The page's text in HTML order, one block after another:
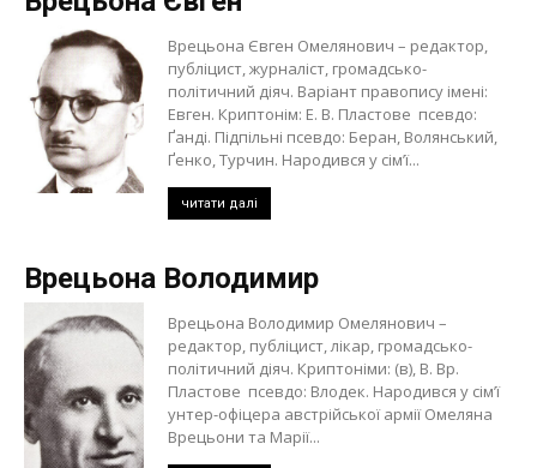
Врецьона Євген Омелянович – редактор,
публіцист, журналіст, громадсько-
політичний діяч. Варіант правопису імені:
Евген. Криптонім: Е. В. Пластове псевдо:
Ґанді. Підпільні псевдо: Беран, Волянський,
Ґенко, Турчин. Народився у сім’ї...
читати далі
Врецьона Володимир
Врецьона Володимир Омелянович –
редактор, публіцист, лікар, громадсько-
політичний діяч. Криптоніми: (в), В. Вр.
Пластове псевдо: Влодек. Народився у сім’ї
унтер-офіцера австрійської армії Омеляна
Врецьони та Марії...